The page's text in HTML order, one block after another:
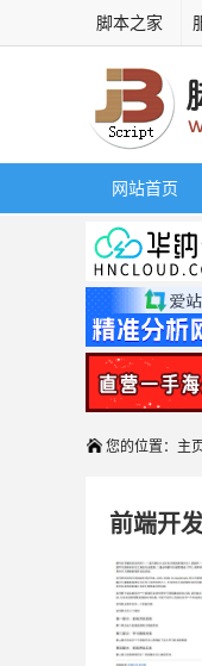
脚本之家
网站首页
您的位置： 主
前端开